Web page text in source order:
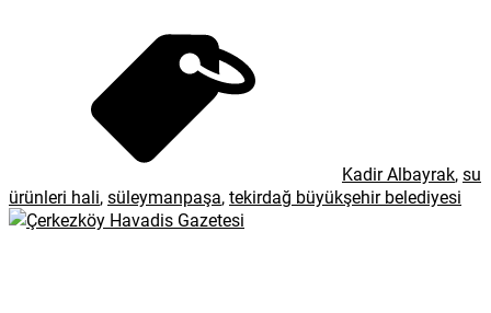
Kadir Albayrak,su
ürünleri hali,süleymanpaşa,tekirdağ büyükşehir belediyesi